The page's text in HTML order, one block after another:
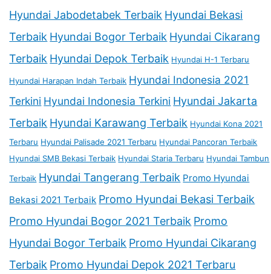
Hyundai Jabodetabek Terbaik Hyundai Bekasi
Terbaik Hyundai Bogor Terbaik Hyundai Cikarang
Terbaik Hyundai Depok Terbaik Hyundai H-1 Terbaru
Hyundai Harapan Indah Terbaik Hyundai Indonesia 2021
Terkini Hyundai Indonesia Terkini Hyundai Jakarta
Terbaik Hyundai Karawang Terbaik Hyundai Kona 2021
Terbaru Hyundai Palisade 2021 Terbaru Hyundai Pancoran Terbaik
Hyundai SMB Bekasi Terbaik Hyundai Staria Terbaru Hyundai Tambun
Terbaik Hyundai Tangerang Terbaik Promo Hyundai
Bekasi 2021 Terbaik Promo Hyundai Bekasi Terbaik
Promo Hyundai Bogor 2021 Terbaik Promo
Hyundai Bogor Terbaik Promo Hyundai Cikarang
Terbaik Promo Hyundai Depok 2021 Terbaru